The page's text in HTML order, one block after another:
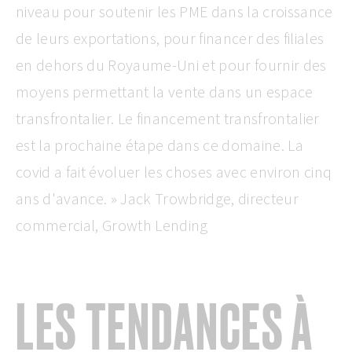
niveau pour soutenir les PME dans la croissance
de leurs exportations, pour financer des filiales
en dehors du Royaume-Uni et pour fournir des
moyens permettant la vente dans un espace
transfrontalier. Le financement transfrontalier
est la prochaine étape dans ce domaine. La
covid a fait évoluer les choses avec environ cinq
ans d'avance. » Jack Trowbridge, directeur
commercial, Growth Lending
LES TENDANCES À